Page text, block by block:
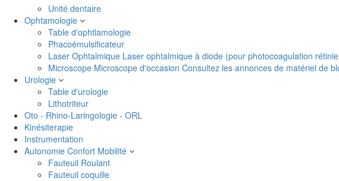
Unité dentaire
Ophtamologie
Table d'ophtlamologie
Phacoémulsificateur
Laser Ophtalmique Laser ophtalmique à diode (pour photocoagulation
Microscope Microscope d'occasion Consultez les annonces de matériel de
Urologie
Table d'urologie
Lithotriteur
Oto - Rhino-Laringologie - ORL
Kinésiterapie
Instrumentation
Autonomie Confort Mobilité
Fauteuil Roulant
Fauteuil coquille